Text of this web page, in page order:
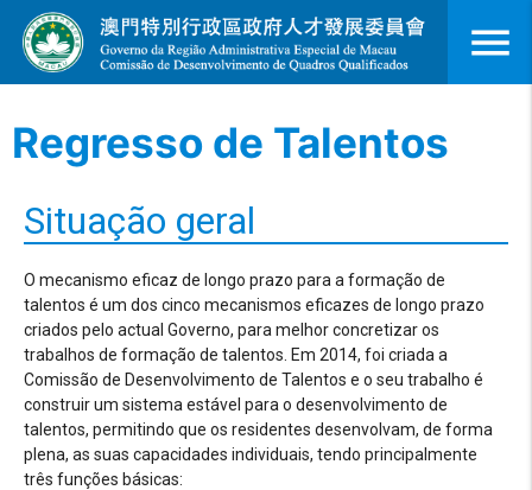
menu
Regresso de Talentos
Situação geral
O mecanismo eficaz de longo prazo para a formação de
talentos é um dos cinco mecanismos eficazes de longo prazo
criados pelo actual Governo, para melhor concretizar os
trabalhos de formação de talentos. Em 2014, foi criada a
Comissão de Desenvolvimento de Talentos e o seu trabalho é
construir um sistema estável para o desenvolvimento de
talentos, permitindo que os residentes desenvolvam, de forma
plena, as suas capacidades individuais, tendo principalmente
três funções básicas: